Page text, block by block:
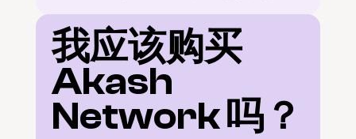
我应该购买
Akash
Network 吗？